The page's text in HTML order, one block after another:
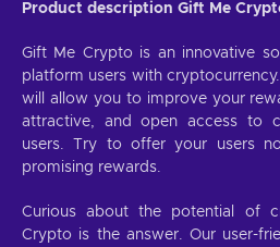
Product description Gift Me
Gift Me Crypto is an innovative
platform users with
will allow you to improve your
attractive, and open access to
users. Try to offer your users
promising rewards.
Curious about the potential of
Crypto is the answer. Our user-